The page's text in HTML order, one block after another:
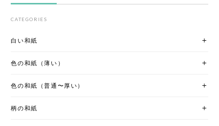
CATEGORIES
白い和紙
色の和紙（薄い）
色の和紙（普通〜厚い）
柄の和紙